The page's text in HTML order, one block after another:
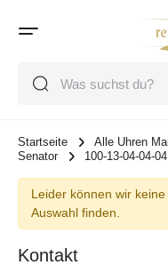
Startseite Alle Uhren
Senator
100-13-04-04-04
Leider können wir
Auswahl finden.
Kontakt